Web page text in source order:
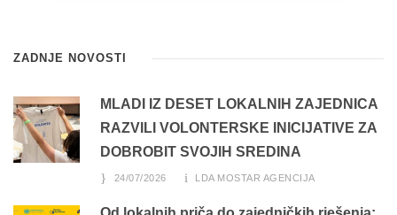
ZADNJE NOVOSTI
MLADI IZ DESET LOKALNIH ZAJEDNICA
RAZVILI VOLONTERSKE INICIJATIVE ZA
DOBROBIT SVOJIH SREDINA
24/07/2026 LDA MOSTAR AGENCIJA